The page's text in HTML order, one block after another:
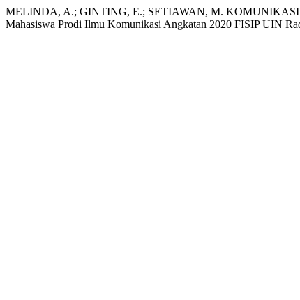
MELINDA, A.; GINTING, E.; SETIAWAN, M.
Mahasiswa Prodi Ilmu Komunikasi Angkatan 2020 FISIP UIN